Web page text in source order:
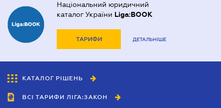
Національний юридичний
каталог України Liga:BOOK
ТАРИФИ ДЕТАЛЬНІШЕ
КАТАЛОГ РІШЕНЬ
ВСІ ТАРИФИ ЛІГА:ЗАКОН